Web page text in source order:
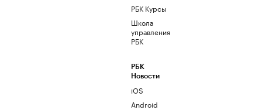
РБК Курсы
Школа
управления
РБК
РБК
Новости
iOS
Android